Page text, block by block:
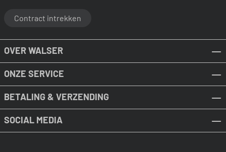
Contract intrekken
OVER WALSER
ONZE SERVICE
BETALING & VERZENDING
SOCIAL MEDIA